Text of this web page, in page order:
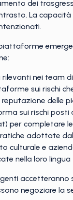
dei
La
nei team
sui rischi
delle
sui rischi posti
per completare
adottate
culturale e
nella loro lingua
accetteranno
negoziare la